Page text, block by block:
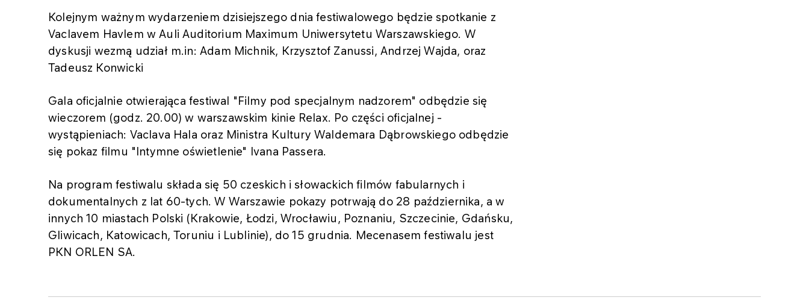
Kolejnym ważnym wydarzeniem dzisiejszego dnia festiwalowego będzie spotkanie z
Vaclavem Havlem w Auli Auditorium Maximum Uniwersytetu Warszawskiego. W
dyskusji wezmą udział m.in: Adam Michnik, Krzysztof Zanussi, Andrzej Wajda, oraz
Tadeusz Konwicki
Gala oficjalnie otwierająca festiwal "Filmy pod specjalnym nadzorem" odbędzie się
wieczorem (godz. 20.00) w warszawskim kinie Relax. Po części oficjalnej -
wystąpieniach: Vaclava Hala oraz Ministra Kultury Waldemara Dąbrowskiego odbędzie
się pokaz filmu "Intymne oświetlenie" Ivana Passera.
Na program festiwalu składa się 50 czeskich i słowackich filmów fabularnych i
dokumentalnych z lat 60-tych. W Warszawie pokazy potrwają do 28 października, a w
innych 10 miastach Polski (Krakowie, Łodzi, Wrocławiu, Poznaniu, Szczecinie, Gdańsku,
Gliwicach, Katowicach, Toruniu i Lublinie), do 15 grudnia. Mecenasem festiwalu jest
PKN ORLEN SA.